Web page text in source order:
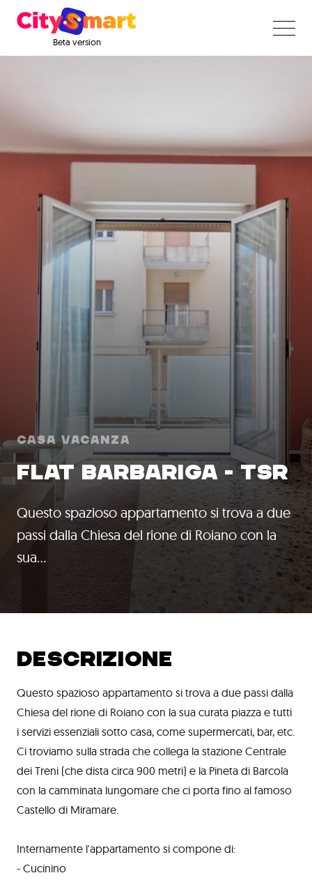
Beta version
Casa Vacanza
FLAT BARBARIGA - TSR
Questo spazioso appartamento si trova a due
passi dalla Chiesa del rione di Roiano con la
sua…
DESCRIZIONE
Questo spazioso appartamento si trova a due passi dalla
Chiesa del rione di Roiano con la sua curata piazza e tutti
i servizi essenziali sotto casa, come supermercati, bar, etc.
Ci troviamo sulla strada che collega la stazione Centrale
dei Treni (che dista circa 900 metri) e la Pineta di Barcola
con la camminata lungomare che ci porta fino al famoso
Castello di Miramare.
Internamente l'appartamento si compone di:
- Cucinino